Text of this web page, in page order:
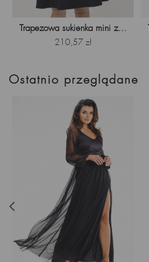
Trapezowa sukienka mini z...
Cena
210,57 zł
Ostatnio przeglądane